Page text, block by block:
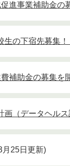
進事業補助金の
の下宿先募集！
補助金の募集を
（データヘルス
月25日更新